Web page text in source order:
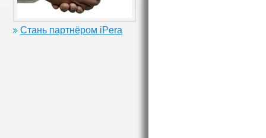
Стань партнёром iPera